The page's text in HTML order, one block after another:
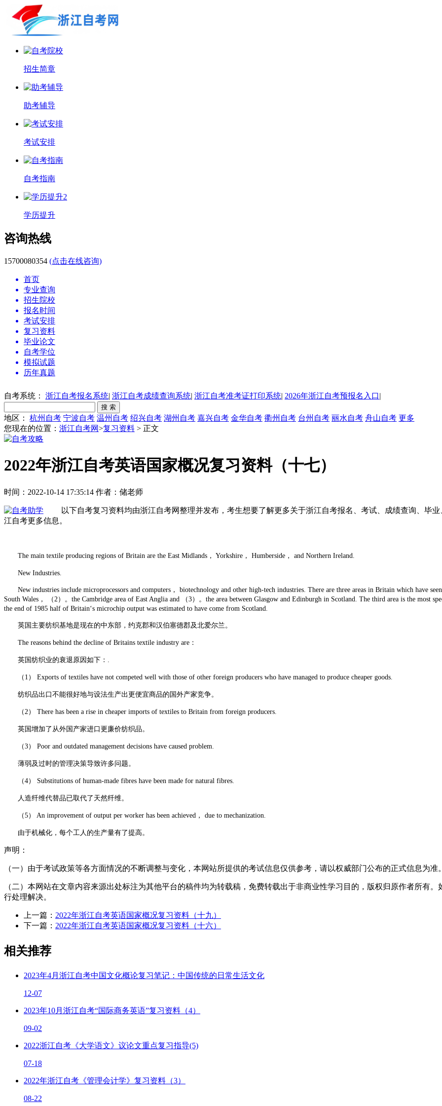
招生简章
助考辅导
考试安排
自考指南
学历提升
咨询热线
15700080354 (点击在线咨询)
首页
专业查询
招生院校
报名时间
考试安排
复习资料
毕业论文
自考学位
模拟试题
历年真题
自考系统： 浙江自考报名系统| 浙江自考成绩查询系统| 浙江自考准考证打印系统| 2026年浙江自考预报名入口|
地区： 杭州自考 宁波自考 温州自考 绍兴自考 湖州自考 嘉兴自考 金华自考 衢州自考 台州自考 丽水自考 舟山自考 更多
您现在的位置： 浙江自考网>复习资料 > 正文
2022年浙江自考英语国家概况复习资料（十七）
时间：2022-10-14 17:35:14 作者：储老师
以下自考复习资料均由浙江自考网整理并发布，考生想要了解更多关于浙江自考报名、考试、成绩查询、毕业
江自考更多信息。
The main textile producing regions of Britain are the East Midlands， Yorkshire， Humberside， and Northern Ireland.
New Industries.
New industries include microprocessors and computers， biotechnology and other high-tech industries. There are three areas in Britain which have
South Wales， （2）。the Cambridge area of East Anglia and （3）。the area between Glasgow and Edinburgh in Scotland. The third area is the most
the end of 1985 half of Britain‘s microchip output was estimated to have come from Scotland.
英国主要纺织基地是现在的中东部，约克郡和汉伯塞德郡及北爱尔兰。
The reasons behind the decline of Britains textile industry are：
英国纺织业的衰退原因如下：.
（1） Exports of textiles have not competed well with those of other foreign producers who have managed to produce cheaper goods.
纺织品出口不能很好地与设法生产出更便宜商品的国外产家竞争。
（2） There has been a rise in cheaper imports of textiles to Britain from foreign producers.
英国增加了从外国产家进口更廉价纺织品。
（3） Poor and outdated management decisions have caused problem.
薄弱及过时的管理决策导致许多问题。
（4） Substitutions of human-made fibres have been made for natural fibres.
人造纤维代替品已取代了天然纤维。
（5） An improvement of output per worker has been achieved， due to mechanization.
由于机械化，每个工人的生产量有了提高。
声明：
（一）由于考试政策等各方面情况的不断调整与变化，本网站所提供的考试信息仅供参考，请以权威部门公布的正式信息为准
（二）本网站在文章内容来源出处标注为其他平台的稿件均为转载稿，免费转载出于非商业性学习目的，版权归原作者所有
行处理解决。
上一篇： 2022年浙江自考英语国家概况复习资料（十九）
下一篇： 2022年浙江自考英语国家概况复习资料（十六）
相关推荐
2023年4月浙江自考中国文化概论复习笔记：中国传统的日常生活文化
12-07
2023年10月浙江自考“国际商务英语”复习资料（4）
09-02
2022浙江自考《大学语文》议论文重点复习指导(5)
07-18
2022年浙江自考《管理会计学》复习资料（3）
08-22